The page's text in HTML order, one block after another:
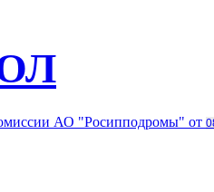
АО "Росипподромы" от